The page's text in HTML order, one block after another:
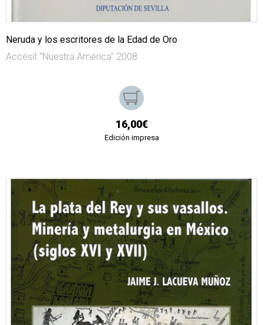
Neruda y los escritores de la Edad de Oro
Accésit "Nuestra América" 2008
16,00€
Edición impresa